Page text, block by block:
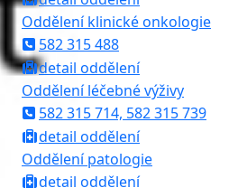
Oddělení klinické onkologie
582 315 488
detail oddělení
Oddělení léčebné výživy
582 315 714, 582 315 739
detail oddělení
Oddělení patologie
detail oddělení